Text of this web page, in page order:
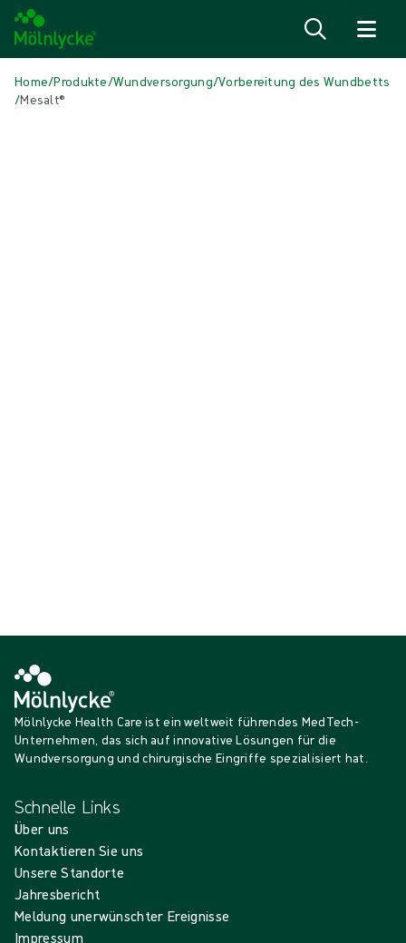
Home/Produkte/Wundversorgung/Vorbereitung des Wundbetts
/Mesalt®
Mölnlycke Health Care ist ein weltweit führendes MedTech-
Unternehmen, das sich auf innovative Lösungen für die
Wundversorgung und chirurgische Eingriffe spezialisiert hat.
Schnelle Links
Über uns
Kontaktieren Sie uns
Unsere Standorte
Jahresbericht
Meldung unerwünschter Ereignisse
Impressum